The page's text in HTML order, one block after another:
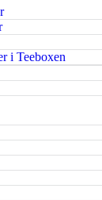
i Teeboxen